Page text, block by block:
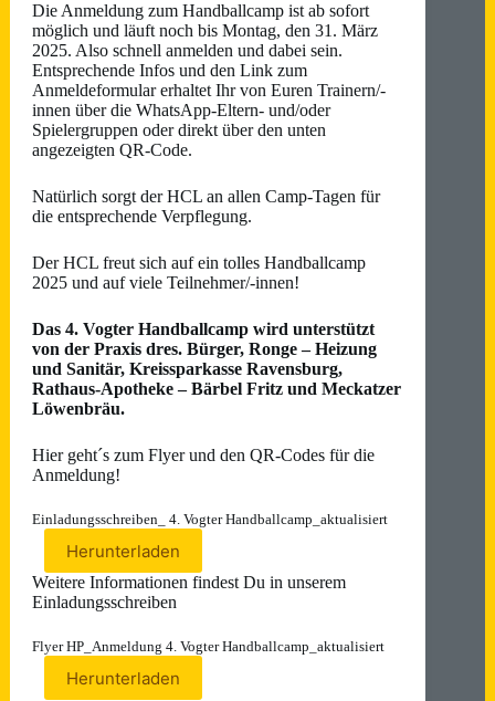
Die Anmeldung zum Handballcamp ist ab sofort
möglich und läuft noch bis Montag, den 31. März
2025. Also schnell anmelden und dabei sein.
Entsprechende Infos und den Link zum
Anmeldeformular erhaltet Ihr von Euren Trainern/-
innen über die WhatsApp-Eltern- und/oder
Spielergruppen oder direkt über den unten
angezeigten QR-Code.
Natürlich sorgt der HCL an allen Camp-Tagen für
die entsprechende Verpflegung.
Der HCL freut sich auf ein tolles Handballcamp
2025 und auf viele Teilnehmer/-innen!
Das 4. Vogter Handballcamp wird unterstützt
von der Praxis dres. Bürger, Ronge – Heizung
und Sanitär, Kreissparkasse Ravensburg,
Rathaus-Apotheke – Bärbel Fritz und Meckatzer
Löwenbräu.
Hier geht´s zum Flyer und den QR-Codes für die
Anmeldung!
Einladungsschreiben_ 4. Vogter Handballcamp_aktualisiert
Herunterladen
Weitere Informationen findest Du in unserem
Einladungsschreiben
Flyer HP_Anmeldung 4. Vogter Handballcamp_aktualisiert
Herunterladen